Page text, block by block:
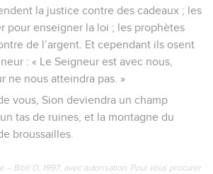
la justice contre des cadeaux ; les
pour enseigner la loi ; les prophètes
de l’argent. Et cependant ils osent
: « Le Seigneur est avec nous,
ne nous atteindra pas. »
vous, Sion deviendra un champ
tas de ruines, et la montagne du
broussailles.
– Bibli’O, 1997, avec autorisation. Pour vous procurer